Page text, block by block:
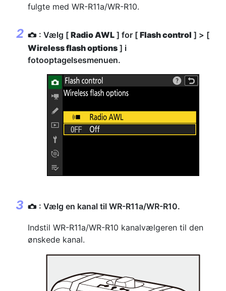
fulgte med WR-R11a/WR-R10.
C : Vælg [ Radio AWL ] for [ Flash control ] > [
Wireless flash options ] i
fotooptagelsesmenuen.
C : Vælg en kanal til WR-R11a/WR-R10.
Indstil WR-R11a/WR-R10 kanalvælgeren til den
ønskede kanal.